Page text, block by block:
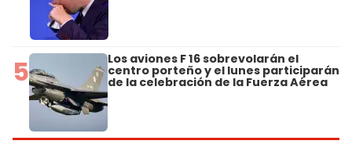
5 Los aviones F 16 sobrevolarán el
centro porteño y el lunes participarán
de la celebración de la Fuerza Aérea